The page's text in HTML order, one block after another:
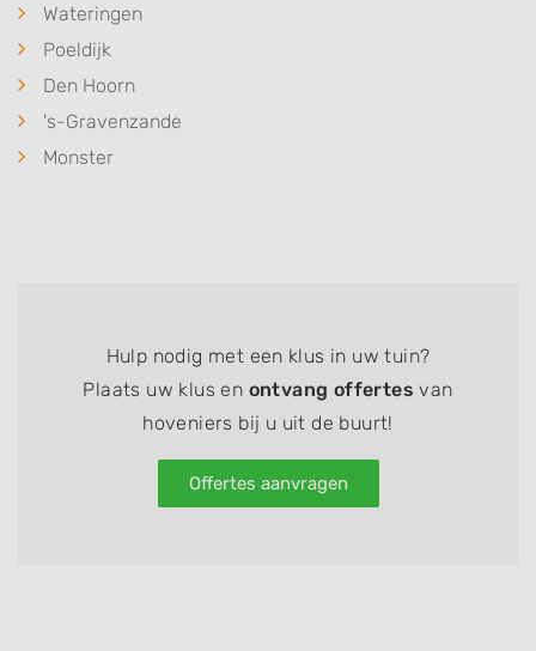
Wateringen
Poeldijk
Den Hoorn
's-Gravenzande
Monster
Hulp nodig met een klus in uw tuin?
Plaats uw klus en ontvang offertes van
hoveniers bij u uit de buurt!
Offertes aanvragen